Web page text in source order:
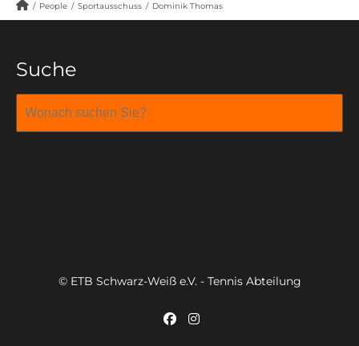
/ People / Sportausschuss / Dominik Thomas
Suche
© ETB Schwarz-Weiß e.V. - Tennis Abteilung